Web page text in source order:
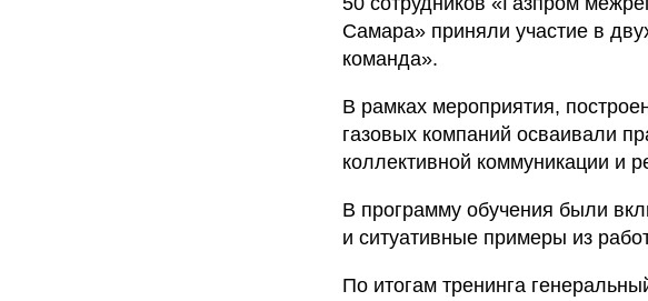
Самара» приняли участие в
команда».
В рамках мероприятия,
газовых компаний осваивали
коллективной коммуникации и
В программу обучения были
и ситуативные примеры из
По итогам тренинга